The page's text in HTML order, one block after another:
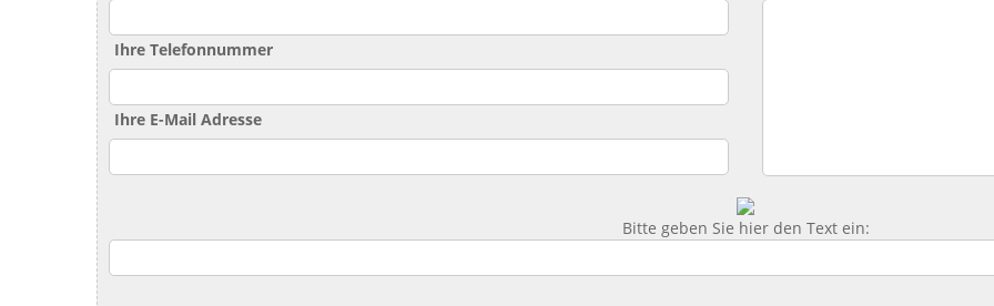
Ihre Telefonnummer
Ihre E-Mail Adresse
Bitte geben Sie hier den Text ein: